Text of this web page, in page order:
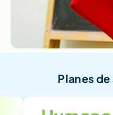
Planes